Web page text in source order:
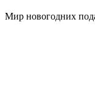
Мир новогодних